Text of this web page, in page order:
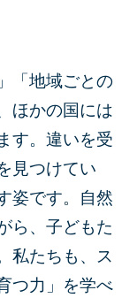
「地域ごとの
ほかの国には
す。違いを受
見つけてい
姿です。自然
ら、子どもた
私たちも、ス
つ力」を学べ